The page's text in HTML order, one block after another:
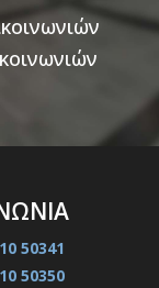
50341
50350